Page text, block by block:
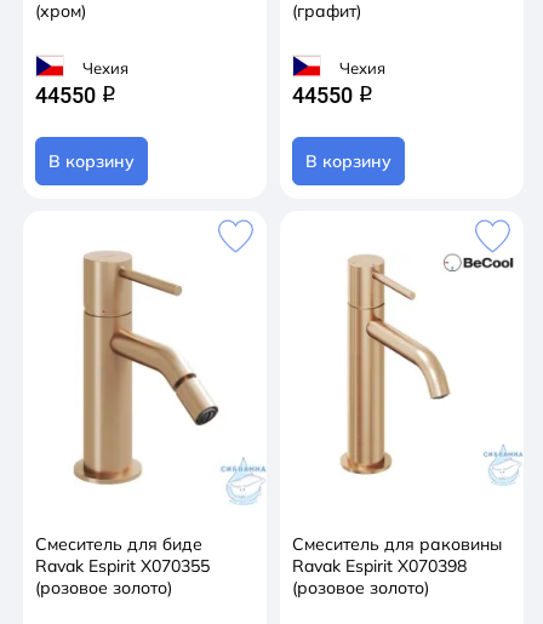
(хром)
Чехия
44550 q
В корзину
(графит)
Чехия
44550 q
В корзину
Смеситель для биде
Ravak Espirit X070355
(розовое золото)
Смеситель для раковины
Ravak Espirit X070398
(розовое золото)